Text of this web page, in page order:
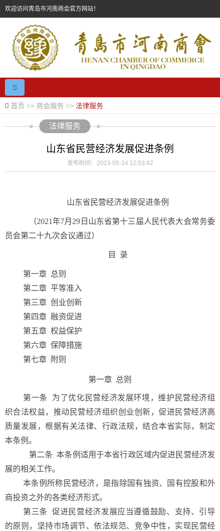
欢迎访问青岛市河南商会官方网站！
首页 >> 商会服务 >> 法律服务
法律服务
山东省民营经济发展促进条例
发布时间：2023-05-24 12:03:42
山东省民营经济发展促进条例
（2021年7月29日山东省第十三届人民代表大会常务委
员会第二十九次会议通过）
目 录
第一章 总则
第二章 平等准入
第三章 创业创新
第四章 融资促进
第五章 权益保护
第六章 保障措施
第七章 附则
第一章 总则
第一条
为了优化民营经济发展环境，维护民营经济组
织合法权益，推动民营经济组织创业创新，促进民营经济高
质量发展，根据有关法律、行政法规，结合本省实际，制定
本条例。
第二条 本条例适用于本省行政区域内促进民营经济发
展的相关工作。
本条例所称民营经济，是指除国有独资、国有控股和外
商投资之外的各类经济形式。
第三条 促进民营经济发展应当遵循鼓励、支持、引导
的原则，坚持市场调节、依法规范、竞争中性，实现民营经